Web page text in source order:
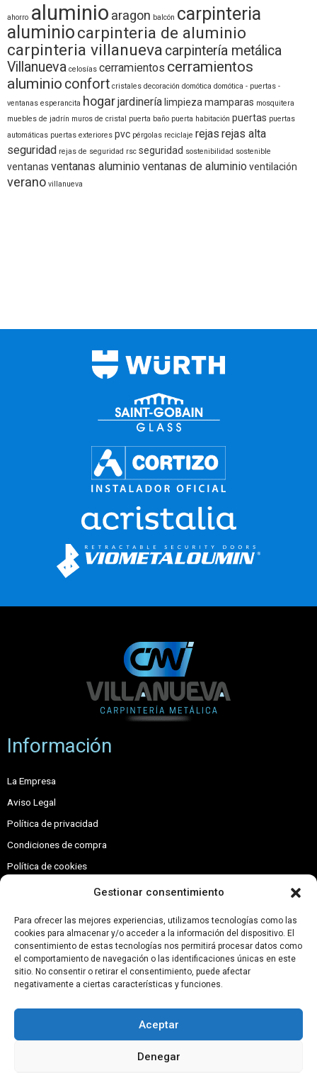
Gestionar consentimiento
Para ofrecer las mejores experiencias, utilizamos tecnologías como las
cookies para almacenar y/o acceder a la información del dispositivo. El
consentimiento de estas tecnologías nos permitirá procesar datos como
el comportamiento de navegación o las identificaciones únicas en este
sitio. No consentir o retirar el consentimiento, puede afectar
negativamente a ciertas características y funciones.
Aceptar
Denegar
ahorro aluminio aragon balcón carpinteria
aluminiocarpinteria de aluminio
carpinteria villanueva carpintería metálica
Villanueva celosías cerramientos cerramientos
aluminio confort cristales decoración domótica domótica - puertas -
ventanas esperancita hogarjardinería limpieza mamparas mosquitera
muebles de jadrín muros de cristal puerta baño puerta habitación puertas puertas
automáticas puertas exteriores pvc pérgolas reciclaje rejas rejas alta
seguridad rejas de seguridad rsc seguridad sostenibilidad sostenible
ventanas ventanas aluminioventanas de aluminioventilación
verano villanueva
Información
La Empresa
Aviso Legal
Política de privacidad
Condiciones de compra
Política de cookies
Contacto
Calle Afueras, s-n, 22231 Villanueva de Sigena, Huesca
974 578 182
Esta web está financiada por la Unión Europea - Next